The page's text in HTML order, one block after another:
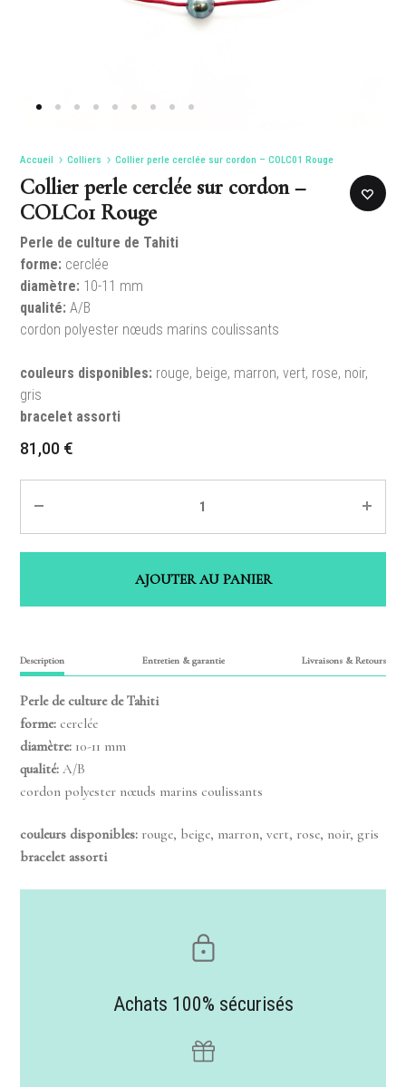
Accueil Colliers Collier perle cerclée sur cordon – COLC01 Rouge
Collier perle cerclée sur cordon –
COLC01 Rouge
Perle de culture de Tahiti
forme: cerclée
diamètre: 10-11 mm
qualité: A/B
cordon polyester nœuds marins coulissants
couleurs disponibles: rouge, beige, marron, vert, rose, noir,
gris
bracelet assorti
81,00 €
AJOUTER AU PANIER
Description Entretien & garantie Livraisons & Retours
Perle de culture de Tahiti
forme: cerclée
diamètre: 10-11 mm
qualité: A/B
cordon polyester nœuds marins coulissants
couleurs disponibles: rouge, beige, marron, vert, rose, noir, gris
bracelet assorti
Achats 100% sécurisés